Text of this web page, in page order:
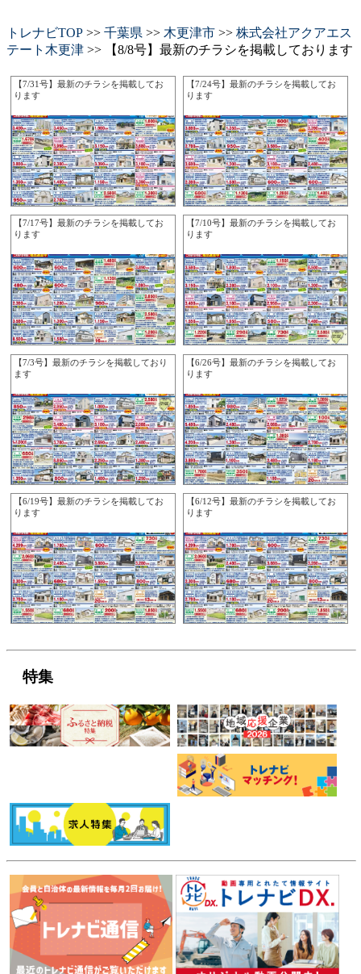
トレナビTOP >> 千葉県 >> 木更津市 >> 株式会社アクアエス
テート木更津 >> 【8/8号】最新のチラシを掲載しております
【7/31号】最新のチラシを掲載してお
ります
【7/24号】最新のチラシを掲載してお
ります
【7/17号】最新のチラシを掲載してお
ります
【7/10号】最新のチラシを掲載してお
ります
【7/3号】最新のチラシを掲載しており
ます
【6/26号】最新のチラシを掲載してお
ります
【6/19号】最新のチラシを掲載してお
ります
【6/12号】最新のチラシを掲載してお
ります
特集